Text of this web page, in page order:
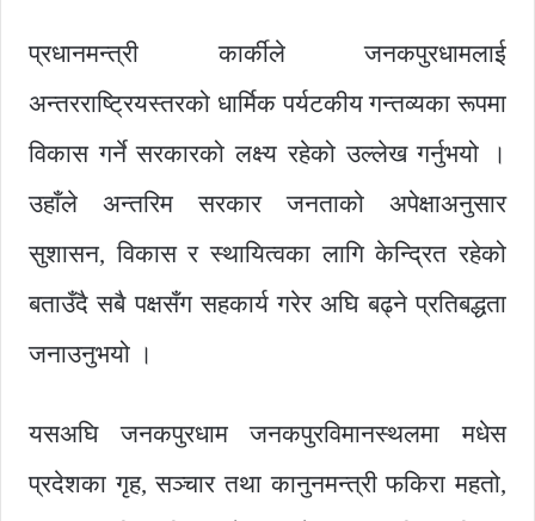
प्रधानमन्त्री कार्कीले जनकपुरधामलाई
अन्तरराष्ट्रियस्तरको धार्मिक पर्यटकीय गन्तव्यका रूपमा
विकास गर्ने सरकारको लक्ष्य रहेको उल्लेख गर्नुभयो ।
उहाँले अन्तरिम सरकार जनताको अपेक्षाअनुसार
सुशासन, विकास र स्थायित्वका लागि केन्द्रित रहेको
बताउँदै सबै पक्षसँग सहकार्य गरेर अघि बढ्ने प्रतिबद्धता
जनाउनुभयो ।
यसअघि जनकपुरधाम जनकपुरविमानस्थलमा मधेस
प्रदेशका गृह, सञ्चार तथा कानुनमन्त्री फकिरा महतो,